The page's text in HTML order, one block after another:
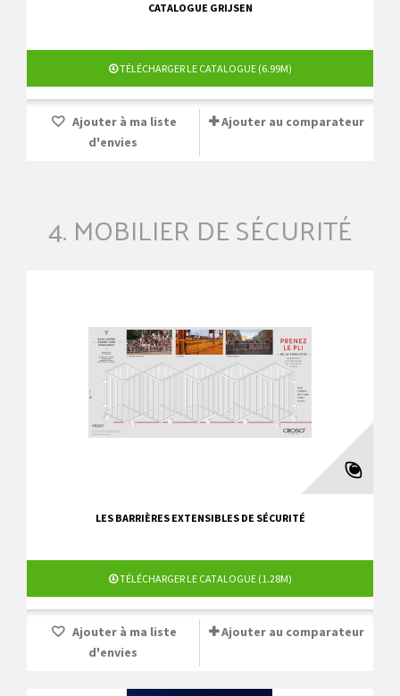
CATALOGUE GRIJSEN
TÉLÉCHARGER LE CATALOGUE (6.99M)
Ajouter à ma liste
d'envies
Ajouter au comparateur
4. MOBILIER DE SÉCURITÉ
LES BARRIÈRES EXTENSIBLES DE SÉCURITÉ
TÉLÉCHARGER LE CATALOGUE (1.28M)
Ajouter à ma liste
d'envies
Ajouter au comparateur